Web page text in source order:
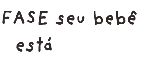
seu bebê
está